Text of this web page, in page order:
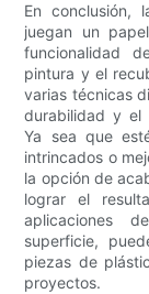
En conclusión,
juegan un
funcionalidad
pintura y el
varias técnicas
durabilidad y el
Ya sea que
intrincados o
la opción de
lograr el
aplicaciones
superficie,
piezas de
proyectos.